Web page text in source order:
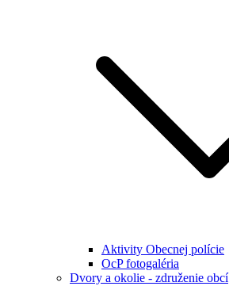
Aktivity Obecnej polície
OcP fotogaléria
Dvory a okolie - združenie obcí